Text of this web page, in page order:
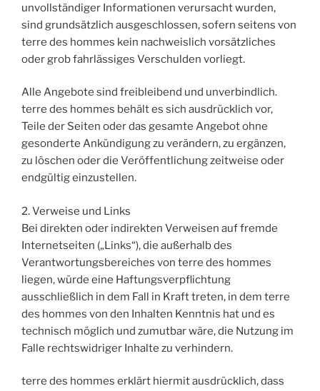
unvollständiger Informationen verursacht wurden,
sind grundsätzlich ausgeschlossen, sofern seitens von
terre des hommes kein nachweislich vorsätzliches
oder grob fahrlässiges Verschulden vorliegt.
Alle Angebote sind freibleibend und unverbindlich.
terre des hommes behält es sich ausdrücklich vor,
Teile der Seiten oder das gesamte Angebot ohne
gesonderte Ankündigung zu verändern, zu ergänzen,
zu löschen oder die Veröffentlichung zeitweise oder
endgültig einzustellen.
2. Verweise und Links
Bei direkten oder indirekten Verweisen auf fremde
Internetseiten („Links“), die außerhalb des
Verantwortungsbereiches von terre des hommes
liegen, würde eine Haftungsverpflichtung
ausschließlich in dem Fall in Kraft treten, in dem terre
des hommes von den Inhalten Kenntnis hat und es
technisch möglich und zumutbar wäre, die Nutzung im
Falle rechtswidriger Inhalte zu verhindern.
terre des hommes erklärt hiermit ausdrücklich, dass